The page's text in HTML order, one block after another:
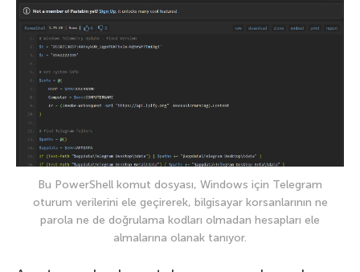
Bu PowerShell komut dosyası, Windows için Telegram
oturum verilerini ele geçirerek, bilgisayar korsanlarının ne
parola ne de doğrulama kodları olmadan hesapları ele
almalarına olanak tanıyor.